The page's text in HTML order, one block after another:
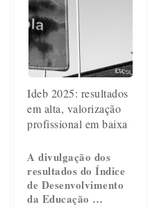
Ideb 2025: resultados
em alta, valorização
profissional em baixa
A divulgação dos
resultados do Índice
de Desenvolvimento
da Educação …